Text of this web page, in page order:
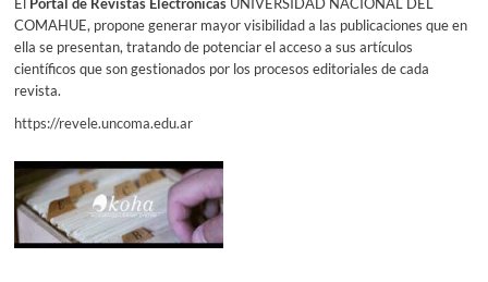
El Portal de Revistas ElectrónicasUNIVERSIDAD NACIONAL DEL
COMAHUE, propone generar mayor visibilidad a las publicaciones que en
ella se presentan, tratando de potenciar el acceso a sus artículos
científicos que son gestionados por los procesos editoriales de cada
revista.
https://revele.uncoma.edu.ar